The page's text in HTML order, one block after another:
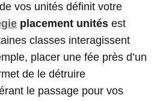
vos unités définit votre
placement unités est
classes interagissent
placer une fée près d’un
de le détruire
le passage pour vos